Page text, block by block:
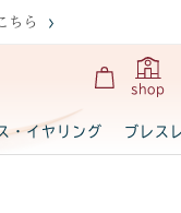
ちら
shop
・イヤリング ブレス